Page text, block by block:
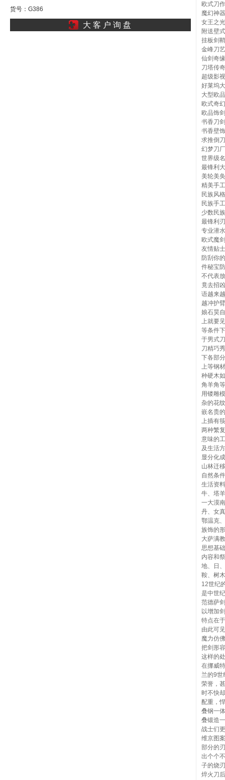
你的名字我的刀梦龙虎武师剑域l
货号：G386
大 客 户 询 盘
欧式刀
魔幻神
女王之
附送壁
挂板剑
金峰刀
仙剑奇
刀塔传
超级影
好莱坞
大型欧
欧式奇
欧品饰
书香刀
书香壁
求推倒
幻梦刀
世界级
最锋利
美轮美
精美手
民族风
民族手
少数民
最锋利
专业潜
欧式魔
友情贴
防刮你
件秘宝
不代表
竟去招
语越来
越冲护
娘石昊
上就要
等条件
于男式
刀精巧
下各部
上等钢
种硬木
角羊角
用镂雕
杂的花
嵌名贵
上插有
两种繁
意味的
及生活
显分化
山林迁
自然条
生活资
牛、塔
一大漠
丹、女
鄂温克
族饰的
大萨满
思想基
内容和
地、日
鞍、树
12世纪
是中世
范德萨
以增加
特点在
由此可
魔力仿
把剑形
这样的
在挪威
兰的9世
荣誉，
时不快
配重，
叠钢一
叠锻造
战士们
维京图
部分的
出个个
子的烧
焠火刀